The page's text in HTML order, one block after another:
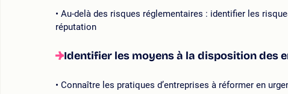
Au-delà des risques réglementaires : identifier les
réputation
Identifier les moyens à la disposition des
Connaître les pratiques d’entreprises à réformer en